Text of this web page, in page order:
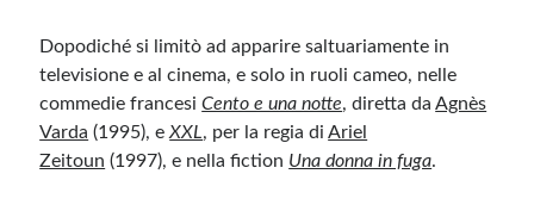
Dopodiché si limitò ad apparire saltuariamente in
televisione e al cinema, e solo in ruoli cameo, nelle
commedie francesi Cento e una notte, diretta da Agnès
Varda (1995), e XXL, per la regia di Ariel
Zeitoun (1997), e nella fiction Una donna in fuga.